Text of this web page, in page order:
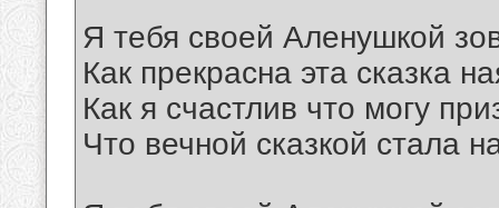
Я тебя своей Аленушкой
Как прекрасна эта сказка
Как я счастлив что могу
Что вечной сказкой стала